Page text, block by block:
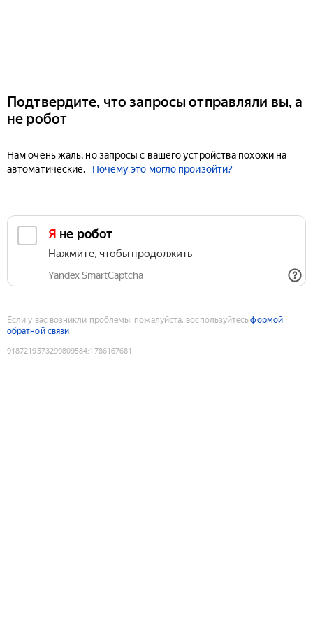
Подтвердите, что запросы отправляли вы, а
не робот
Нам очень жаль, но запросы с вашего устройства похожи на
автоматические.
Почему это могло произойти?
Я не робот
Нажмите, чтобы продолжить
Yandex SmartCaptcha
Если у вас возникли проблемы, пожалуйста, воспользуйтесьформой
обратной связи
9187219573299809584:1786167681